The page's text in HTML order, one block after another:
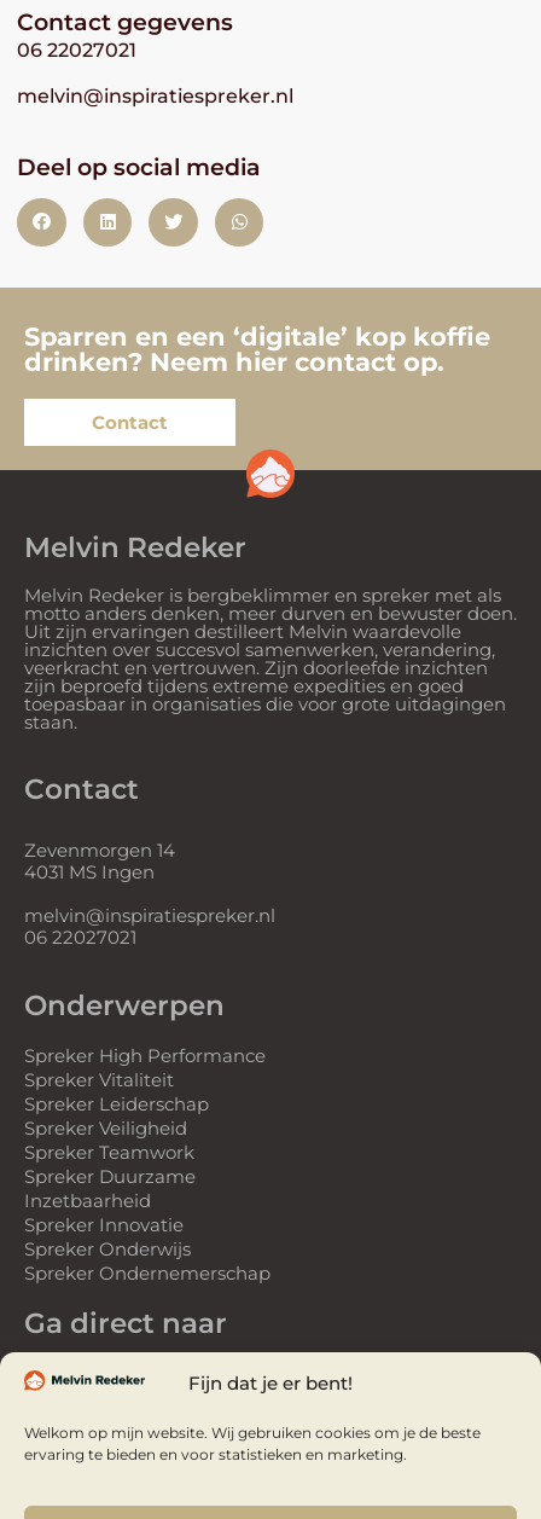
Fijn dat je er bent!
Welkom op mijn website. Wij gebruiken cookies om je de beste
ervaring te bieden en voor statistieken en marketing.
Contact gegevens
06 22027021
melvin@inspiratiespreker.nl
Deel op social media
Sparren en een ‘digitale’ kop koffie
drinken? Neem hier contact op.
Contact
Melvin Redeker
Melvin Redeker is bergbeklimmer en spreker met als
motto anders denken, meer durven en bewuster doen.
Uit zijn ervaringen destilleert Melvin waardevolle
inzichten over succesvol samenwerken, verandering,
veerkracht en vertrouwen. Zijn doorleefde inzichten
zijn beproefd tijdens extreme expedities en goed
toepasbaar in organisaties die voor grote uitdagingen
staan.
Contact
Zevenmorgen 14
4031 MS Ingen
melvin@inspiratiespreker.nl
06 22027021
Onderwerpen
Spreker High Performance
Spreker Vitaliteit
Spreker Leiderschap
Spreker Veiligheid
Spreker Teamwork
Spreker Duurzame
Inzetbaarheid
Spreker Innovatie
Spreker Onderwijs
Spreker Ondernemerschap
Ga direct naar
Spreker
Gastspreker
Over Melvin
Referenties
Webinars